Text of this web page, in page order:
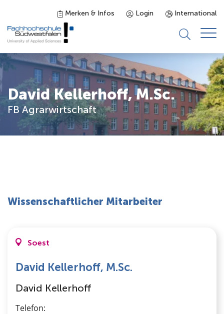
Merken & Infos Login International
Studieninteressierte
Studienangebot
Studierende
Karriere
David Kellerhoff, M.Sc.
FB Agrarwirtschaft
Wissenschaftlicher Mitarbeiter
Soest
David Kellerhoff, M.Sc.
David Kellerhoff
Telefon: